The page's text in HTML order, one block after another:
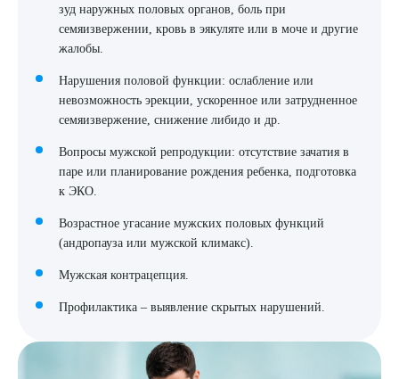
зуд наружных половых органов, боль при
семяизвержении, кровь в эякуляте или в моче и другие
жалобы.
Нарушения половой функции: ослабление или
невозможность эрекции, ускоренное или затрудненное
семяизвержение, снижение либидо и др.
Вопросы мужской репродукции: отсутствие зачатия в
паре или планирование рождения ребенка, подготовка
к ЭКО.
Возрастное угасание мужских половых функций
(андропауза или мужской климакс).
Мужская контрацепция.
Профилактика – выявление скрытых нарушений.